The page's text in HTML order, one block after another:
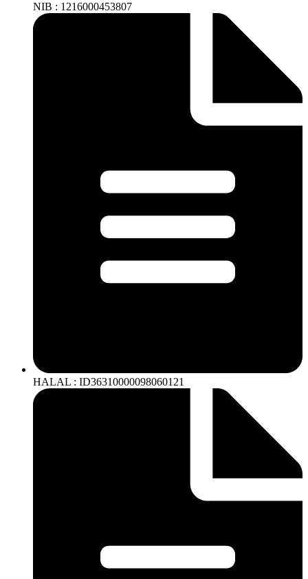
NIB : 1216000453807
HALAL : ID36310000098060121